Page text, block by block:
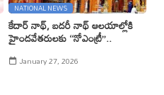
NATIONAL NEWS
కేదార్ నాథ్, బదరీ నాథ్ ఆలయాల్లోకి
హైందవేతరులకు ‘‘నోఎంట్రీ’’..
January 27, 2026